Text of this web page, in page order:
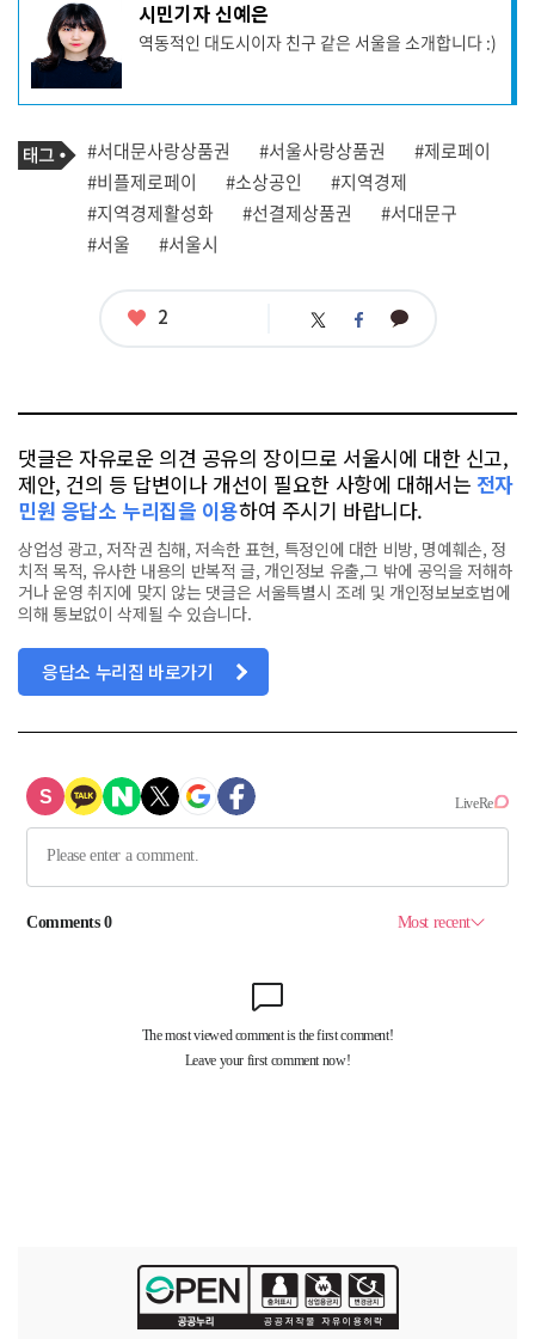
작
성
자
프
필
시민기자 신예은
역동적인 대도시이자 친구 같은 서울을 소개합니다 :)
기
사
관
련
태
그
태
그
#서대문사랑상품권 #서울사랑상품권
#제로페이
#비플제로페이
#소상공인
#지역경제
#지역경제활성화
#선결제상품권
#서대문구
#서울
#서울시
좋
2 트 페 카
댓글은 자유로운 의견 공유의 장이므로 서울시에 대한 신고,
제안, 건의 등 답변이나 개선이 필요한 사항에 대해서는 전자
민원 응답소 누리집을 이용하여 주시기 바랍니다.
상업성 광고, 저작권 침해, 저속한 표현, 특정인에 대한 비방, 명예훼손, 정
치적 목적, 유사한 내용의 반복적 글, 개인정보 유출,그 밖에 공익을 저해하
거나 운영 취지에 맞지 않는 댓글은 서울특별시 조례 및 개인정보보호법에
의해 통보없이 삭제될 수 있습니다.
응답소 누리집 바로가기